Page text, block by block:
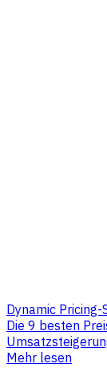
Dynamic
Die 9 besten
Mehr lesen